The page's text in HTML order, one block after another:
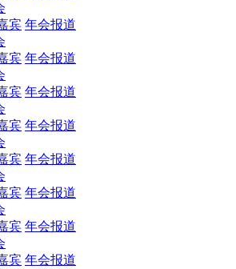
宾 年会报道
宾 年会报道
宾 年会报道
宾 年会报道
宾 年会报道
宾 年会报道
宾 年会报道
宾 年会报道